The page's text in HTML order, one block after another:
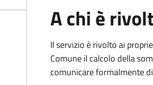
A chi è
Il servizio è rivolto ai
Comune il calcolo della
comunicare formalmente